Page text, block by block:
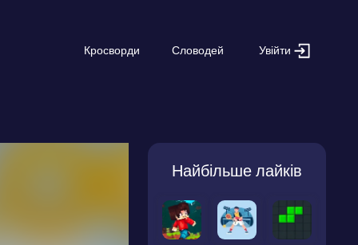
Кросворди Словодей Увійти
Найбільше лайків